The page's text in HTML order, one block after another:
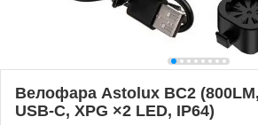
Велофара Astolux BC2
USB-C, XPG ×2 LED, IP64)